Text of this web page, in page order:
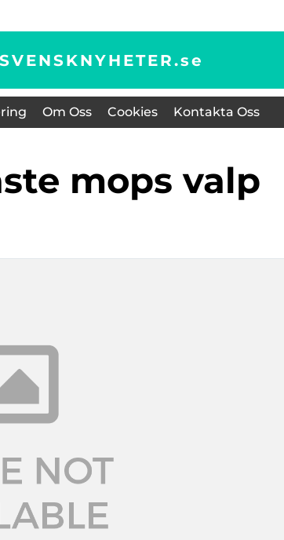
SVENSKNYHETER.se
Om Oss Cookies Kontakta Oss
mops valp